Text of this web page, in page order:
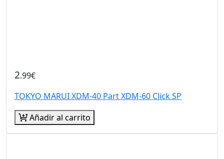
2.99€
TOKYO MARUI XDM-40 Part XDM-60 Click SP
Añadir al carrito